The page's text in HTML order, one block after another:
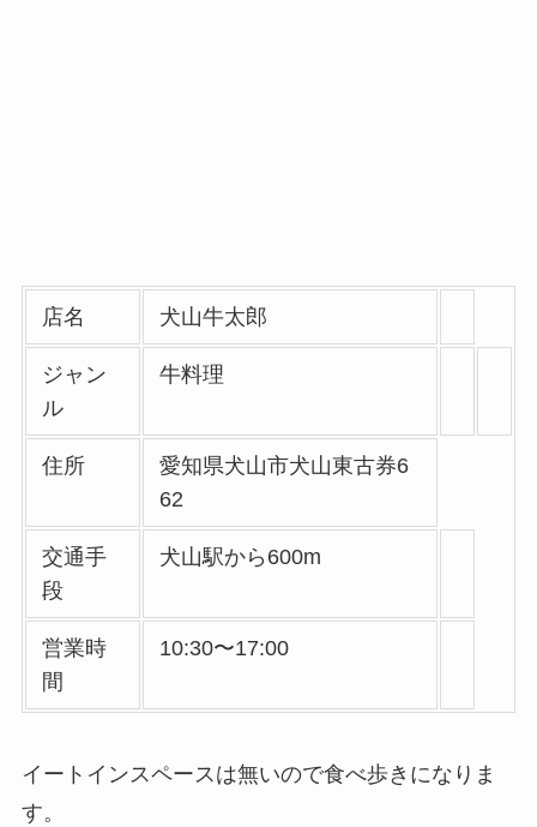
店名 犬山牛太郎
ジャン
ル
牛料理
住所
愛知県犬山市犬山東古券6
62
交通手
段
犬山駅から600m
営業時
間
10:30〜17:00
イートインスペースは無いので食べ歩きになりま
す。